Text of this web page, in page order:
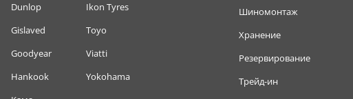
Dunlop
Gislaved
Goodyear
Hankook
Ikon Tyres
Toyo
Viatti
Yokohama
Шиномонтаж
Хранение
Резервирование
Трейд-ин